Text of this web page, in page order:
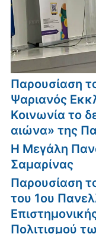
Παρουσίαση
Ψαριανός
Κοινωνία το
αιώνα» της
Η Μεγάλη
Σαμαρίνας
Παρουσίαση
του 1ου
Πολιτισμού